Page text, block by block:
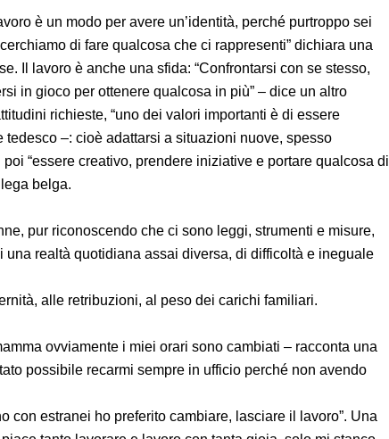
è un modo per avere un’identità, perché purtroppo sei
di fare qualcosa che ci rappresenti” dichiara una
Il lavoro è anche una sfida: “Confrontarsi con se stesso,
in gioco per ottenere qualcosa in più” – dice un altro
richieste, “uno dei valori importanti è di essere
–: cioè adattarsi a situazioni nuove, spesso
“essere creativo, prendere iniziative e portare qualcosa di
belga.
pur riconoscendo che ci sono leggi, strumenti e misure,
una realtà quotidiana assai diversa, di difficoltà e ineguale
alle retribuzioni, al peso dei carichi familiari.
ovviamente i miei orari sono cambiati – racconta una
possibile recarmi sempre in ufficio perché non avendo
con estranei ho preferito cambiare, lasciare il lavoro”. Una